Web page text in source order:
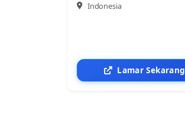
Indonesia
Lamar Sekarang